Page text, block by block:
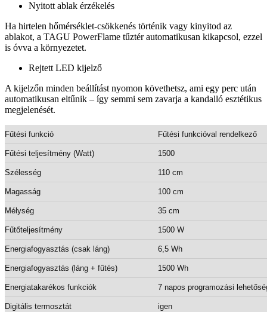
Nyitott ablak érzékelés
Ha hirtelen hőmérséklet-csökkenés történik vagy kinyitod az
ablakot, a TAGU PowerFlame tűztér automatikusan kikapcsol, ezzel
is óvva a környezetet.
Rejtett LED kijelző
A kijelzőn minden beállítást nyomon követhetsz, ami egy perc után
automatikusan eltűnik – így semmi sem zavarja a kandalló esztétikus
megjelenését.
Fűtési funkció Fűtési funkcióval rendelkező
Fűtési teljesítmény (Watt) 1500
Szélesség 110 cm
Magasság 100 cm
Mélység 35 cm
Fűtőteljesítmény 1500 W
Energiafogyasztás (csak láng) 6,5 Wh
Energiafogyasztás (láng + fűtés) 1500 Wh
Energiatakarékos funkciók 7 napos programozási
Digitális termosztát igen